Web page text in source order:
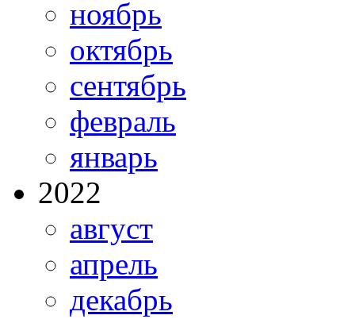
ноябрь
октябрь
сентябрь
февраль
январь
2022
август
апрель
декабрь